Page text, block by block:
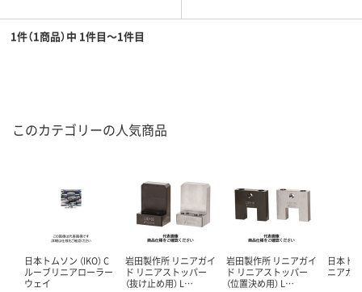
1件（1商品）中 1件目～1件目
このカテゴリーの人気商品
日本トムソン （IKO） C
ルーブリニアローラー
ウェイ
岩田製作所 リニアガイ
ド リニアストッパー
（抜け止め用） L…
岩田製作所 リニアガイ
ド リニアストッパー
（位置決め用） L…
日本ト
ニアガ